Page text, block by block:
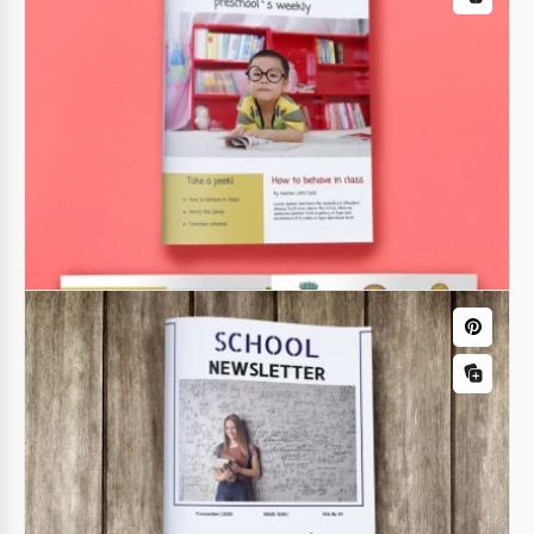
Bildung Newsletter Vorlage
Schul-Sommerferien-Newsletter
Willkommen beim Vorlagen-Newsletter für unsere
Schul-Sommerferien!
Google Slides